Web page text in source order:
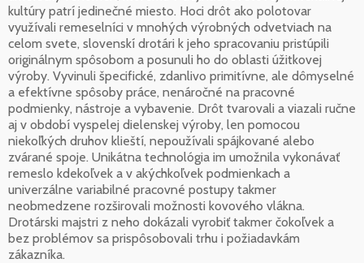
kultúry patrí jedinečné miesto. Hoci drôt ako polotovar
využívali remeselníci v mnohých výrobných odvetviach na
celom svete, slovenskí drotári k jeho spracovaniu pristúpili
originálnym spôsobom a posunuli ho do oblasti úžitkovej
výroby. Vyvinuli špecifické, zdanlivo primitívne, ale dômyselné
a efektívne spôsoby práce, nenáročné na pracovné
podmienky, nástroje a vybavenie. Drôt tvarovali a viazali ručne
aj v období vyspelej dielenskej výroby, len pomocou
niekoľkých druhov klieští, nepoužívali spájkované alebo
zvárané spoje. Unikátna technológia im umožnila vykonávať
remeslo kdekoľvek a v akýchkoľvek podmienkach a
univerzálne variabilné pracovné postupy takmer
neobmedzene rozširovali možnosti kovového vlákna.
Drotárski majstri z neho dokázali vyrobiť takmer čokoľvek a
bez problémov sa prispôsobovali trhu i požiadavkám
zákazníka.